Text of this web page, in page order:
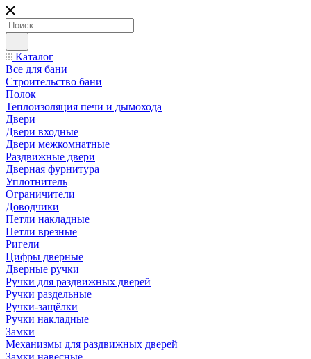
Каталог
Все для бани
Строительство бани
Полок
Теплоизоляция печи и дымохода
Двери
Двери входные
Двери межкомнатные
Раздвижные двери
Дверная фурнитура
Уплотнитель
Ограничители
Доводчики
Петли накладные
Петли врезные
Ригели
Цифры дверные
Дверные ручки
Ручки для раздвижных дверей
Ручки раздельные
Ручки-защёлки
Ручки накладные
Замки
Механизмы для раздвижных дверей
Замки навесные